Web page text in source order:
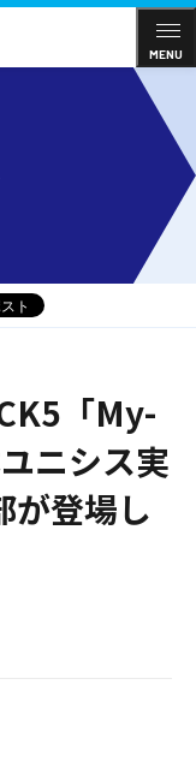
MENU
「My-
ニシス実
が登場し